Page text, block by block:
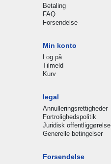
Betaling
FAQ
Forsendelse
Min konto
Log på
Tilmeld
Kurv
legal
Annulleringsrettigheder
Fortrolighedspolitik
Juridisk offentliggørelse
Generelle betingelser
Forsendelse